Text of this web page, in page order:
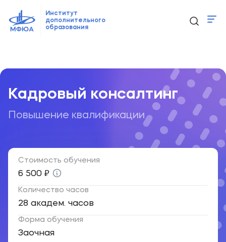
Институт
дополнительного
образования
Контакты
ido@mfua.ru
Выбрать программу
Кадровый консалтинг
Повышение квалификации
Стоимость обучения
6 500 ₽
Количество часов
28 академ. часов
Форма обучения
Заочная